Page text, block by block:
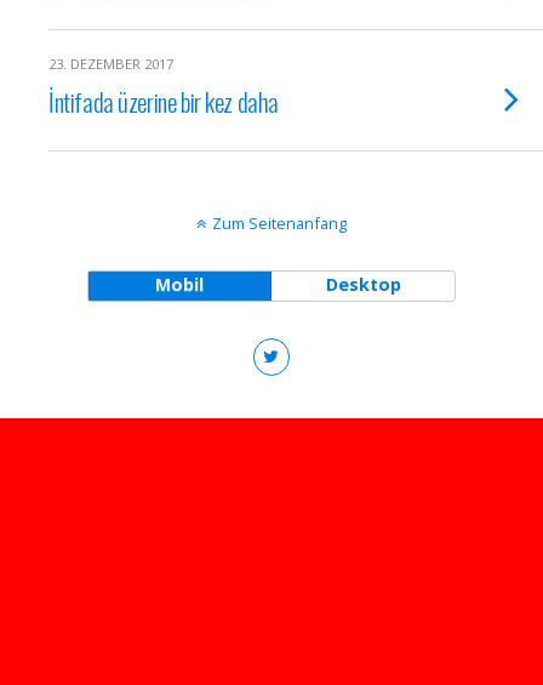
23. DEZEMBER 2017
İntifada üzerine bir kez daha
Zum Seitenanfang
Mobil Desktop